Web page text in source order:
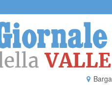
Barga